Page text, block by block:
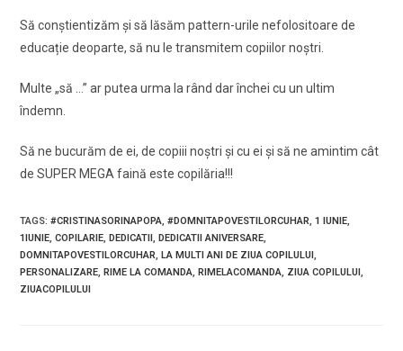
Să conştientizăm şi să lăsăm pattern-urile nefolositoare de
educație deoparte, să nu le transmitem copiilor noştri.
Multe „să …” ar putea urma la rând dar închei cu un ultim
îndemn.
Să ne bucurăm de ei, de copiii noştri şi cu ei şi să ne amintim cât
de SUPER MEGA faină este copilăria!!!
TAGS:#CRISTINASORINAPOPA, #DOMNITAPOVESTILORCUHAR, 1 IUNIE,
1IUNIE, COPILARIE, DEDICATII, DEDICATII ANIVERSARE,
DOMNITAPOVESTILORCUHAR, LA MULTI ANI DE ZIUA COPILULUI,
PERSONALIZARE, RIME LA COMANDA, RIMELACOMANDA, ZIUA COPILULUI,
ZIUACOPILULUI